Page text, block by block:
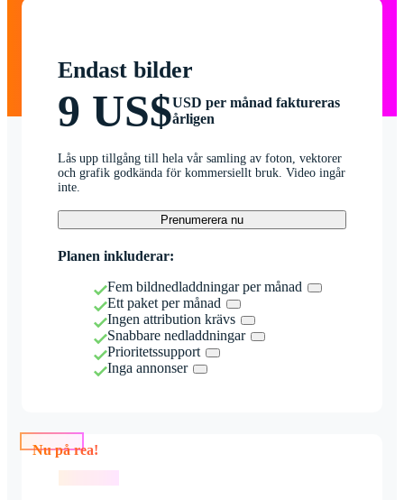
Endast bilder
9 US$USD per månad faktureras
årligen
Lås upp tillgång till hela vår samling av foton, vektorer
och grafik godkända för kommersiellt bruk. Video ingår
inte.
Prenumerera nu
Planen inkluderar:
Fem bildnedladdningar per månad
Ett paket per månad
Ingen attribution krävs
Snabbare nedladdningar
Prioritetssupport
Inga annonser
Nu på rea!